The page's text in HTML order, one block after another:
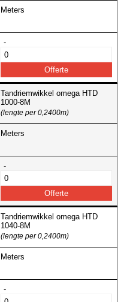
Meters
-
Tandriemwikkel omega HTD
1000-8M
(lengte per 0,2400m)
Meters
-
Tandriemwikkel omega HTD
1040-8M
(lengte per 0,2400m)
Meters
-